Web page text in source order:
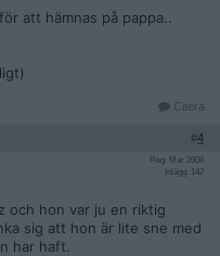
att hämnas på pappa..
Citera
#4
Reg: Mar 2008
Inlägg: 142
och hon var ju en riktig
sig att hon är lite sne med
har haft.